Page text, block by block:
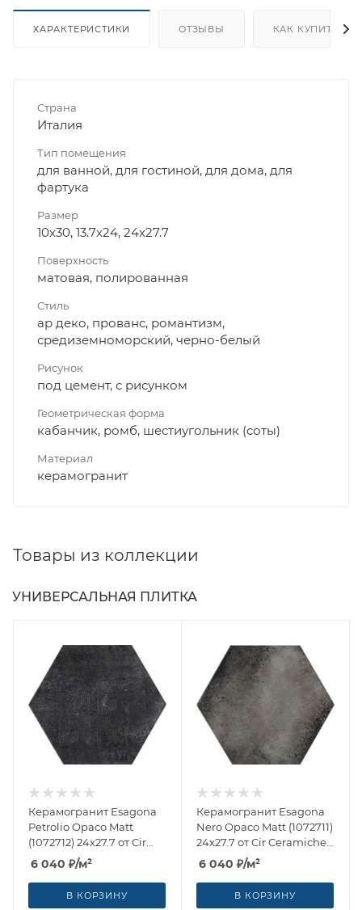
ХАРАКТЕРИСТИКИ ОТЗЫВЫ КАК КУПИТЬ
Страна
Италия
Тип помещения
для ванной, для гостиной, для дома, для
фартука
Размер
10x30, 13.7x24, 24x27.7
Поверхность
матовая, полированная
Стиль
ар деко, прованс, романтизм,
средиземноморский, черно-белый
Рисунок
под цемент, с рисунком
Геометрическая форма
кабанчик, ромб, шестиугольник (соты)
Материал
керамогранит
Товары из коллекции
УНИВЕРСАЛЬНАЯ ПЛИТКА
Керамогранит Esagona
Petrolio Opaco Matt
(1072712) 24x27.7 от Cir
Ceramiche (Италия)
6 040 ₽/м²
В КОРЗИНУ
Керамогранит Esagona
Nero Opaco Matt (1072711)
24x27.7 от Cir Ceramiche
(Италия)
6 040 ₽/м²
В КОРЗИНУ